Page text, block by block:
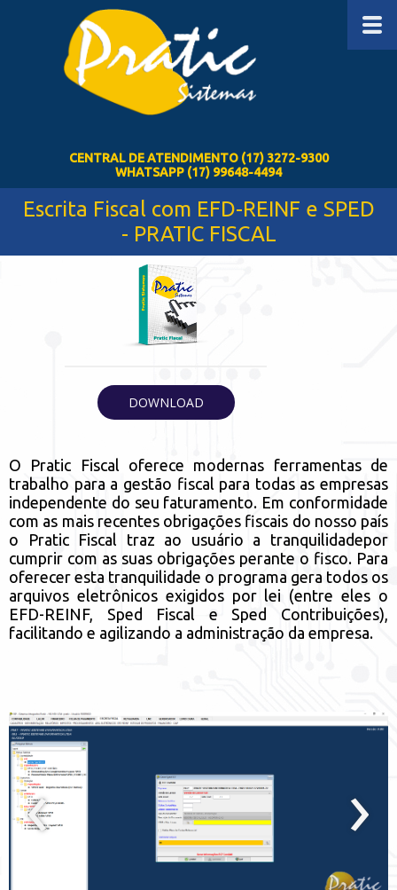
CENTRAL DE ATENDIMENTO (17) 3272-9300
WHATSAPP (17) 99648-4494
Escrita Fiscal com EFD-REINF e SPED
- PRATIC FISCAL
DOWNLOAD
O Pratic Fiscal oferece modernas ferramentas de
trabalho para a gestão fiscal para todas as empresas
independente do seu faturamento. Em conformidade
com as mais recentes obrigações fiscais do nosso país
o Pratic Fiscal traz ao usuário a tranquilidadepor
cumprir com as suas obrigações perante o fisco. Para
oferecer esta tranquilidade o programa gera todos os
arquivos eletrônicos exigidos por lei (entre eles o
EFD-REINF, Sped Fiscal e Sped Contribuições),
facilitando e agilizando a administração da empresa.
‹ ›